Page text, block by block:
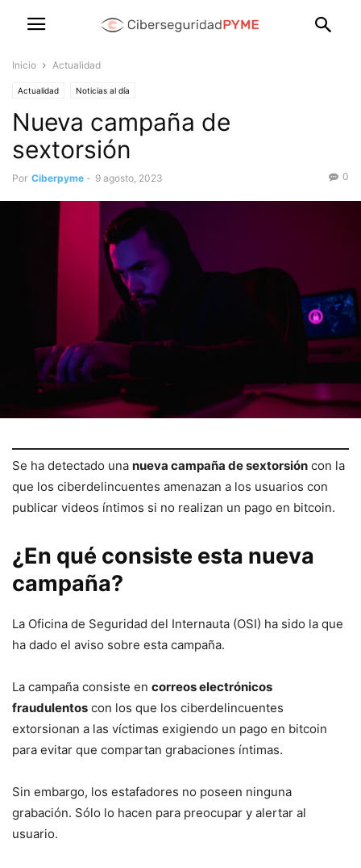
Inicio Actualidad
Actualidad Noticias al día
Nueva campaña de
sextorsión
Por Ciberpyme - 9 agosto, 2023 0
Se ha detectado una nueva campaña de sextorsión con la
que los ciberdelincuentes amenazan a los usuarios con
publicar videos íntimos si no realizan un pago en bitcoin.
¿En qué consiste esta nueva
campaña?
La Oficina de Seguridad del Internauta (OSI) ha sido la que
ha dado el aviso sobre esta campaña.
La campaña consiste en correos electrónicos
fraudulentos con los que los ciberdelincuentes
extorsionan a las víctimas exigiendo un pago en bitcoin
para evitar que compartan grabaciones íntimas.
Sin embargo, los estafadores no poseen ninguna
grabación. Sólo lo hacen para preocupar y alertar al
usuario.